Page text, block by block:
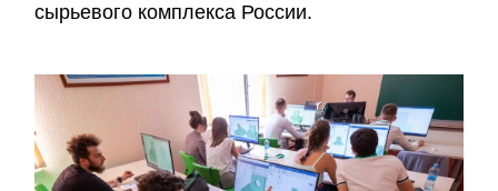
сырьевого комплекса России.